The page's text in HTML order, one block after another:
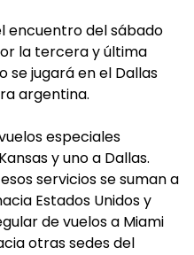
encuentro del sábado
la tercera y última
se jugará en el Dallas
argentina.
especiales
y uno a Dallas.
servicios se suman a
Estados Unidos y
de vuelos a Miami
otras sedes del